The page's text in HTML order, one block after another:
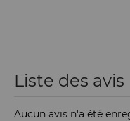
Liste des avis
Aucun avis n'a été